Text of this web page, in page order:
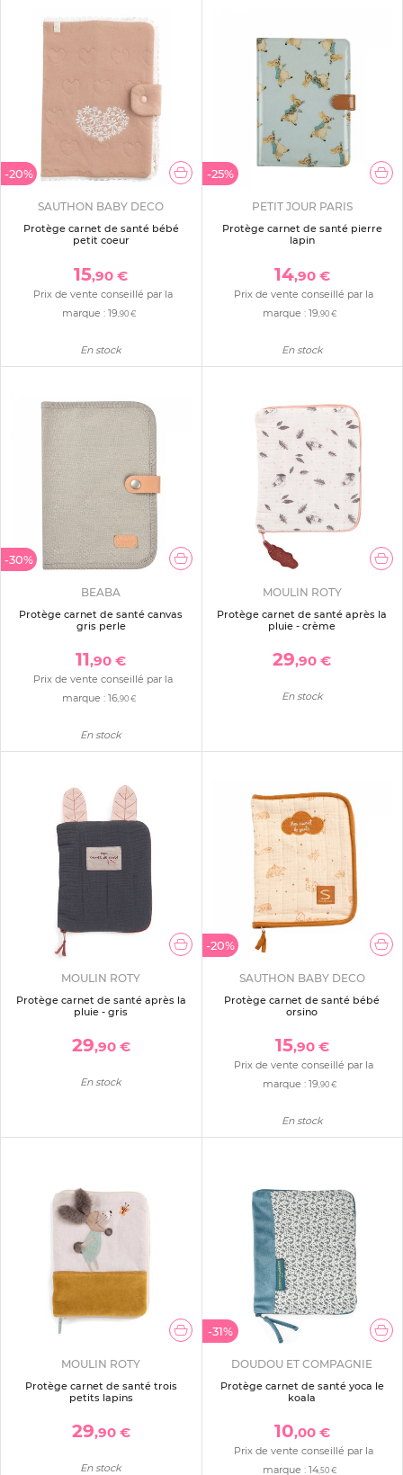
-20%
SAUTHON BABY DECO
Protège carnet de santé bébé
petit coeur
15,90 €
Prix de vente conseillé par la
marque : 19 ,90 €
En stock
-25%
PETIT JOUR PARIS
Protège carnet de santé pierre
lapin
14,90 €
Prix de vente conseillé par la
marque :19 ,90 €
En stock
-30%
BEABA
Protège carnet de santé canvas
gris perle
11,90 €
Prix de vente conseillé par la
marque : 16,90 €
En stock
MOULIN ROTY
Protège carnet de santé après la
pluie - crème
29,90 €
En stock
MOULIN ROTY
Protège carnet de santé après la
pluie - gris
29,90 €
En stock
-20%
SAUTHON BABY DECO
Protège carnet de santé bébé
orsino
15,90 €
Prix de vente conseillé par la
marque :19,90 €
En stock
MOULIN ROTY
Protège carnet de santé trois
petits lapins
29,90 €
En stock
-31%
DOUDOU ET COMPAGNIE
Protège carnet de santé yoca le
koala
10,00 €
Prix de vente conseillé par la
marque :14,50 €